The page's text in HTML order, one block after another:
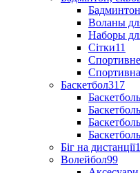
Воланы
Наборы
Сітки11
Баскетбол317
Біг на дистанції1
Волейбол99